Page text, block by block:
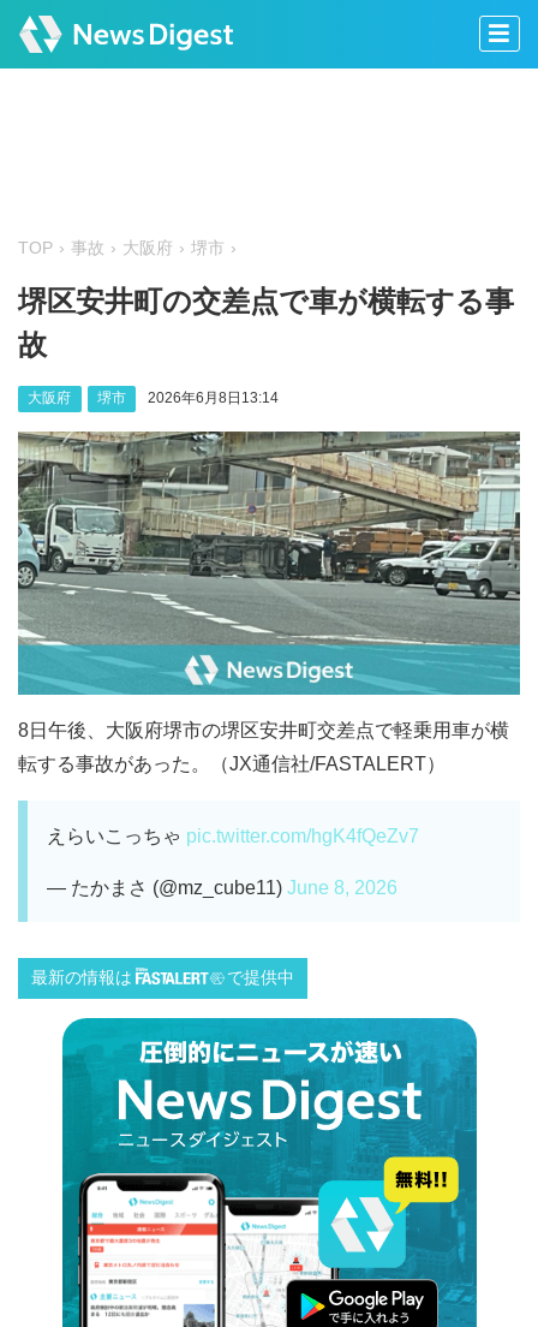
TOP 事故 大阪府 堺市
堺区安井町の交差点で車が横転する事
故
大阪府 堺市 2026年6月8日13:14
8日午後、大阪府堺市の堺区安井町交差点で軽乗用車が横
転する事故があった。（JX通信社/FASTALERT）
えらいこっちゃ pic.twitter.com/hgK4fQeZv7
— たかまさ (@mz_cube11) June 8, 2026
最新の情報は で提供中